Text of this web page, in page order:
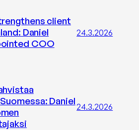
client
Daniel
COO
24.3.2026
Daniel 24.3.2026